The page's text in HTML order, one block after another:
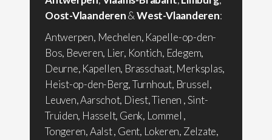
Oost-Vlaanderen&West-Vlaanderen:
Antwerpen, Mechelen, Kapelle-op-den-
Bos, Beveren, Lier, Kontich, Edegem,
Deurne, Kapellen, Brasschaat, Merksplas,
Heist-op-den-Berg, Turnhout, Brussel,
Leuven, Aarschot, Diest, Tienen , Sint-
Truiden, Hasselt, Genk, Lommel ,
Tongeren, Aalst , Gent, Lokeren, Zelzate,